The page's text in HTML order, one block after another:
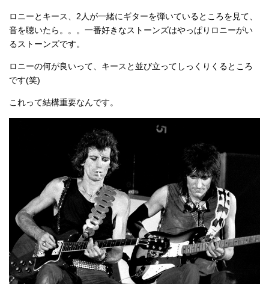
ロニーとキース、2人が一緒にギターを弾いているところを見て、
音を聴いたら。。。一番好きなストーンズはやっぱりロニーがい
るストーンズです。
ロニーの何が良いって、キースと並び立ってしっくりくるところ
です(笑)
これって結構重要なんです。